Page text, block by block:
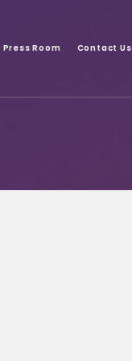
Press Room Contact Us